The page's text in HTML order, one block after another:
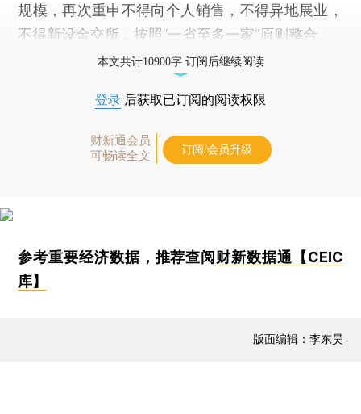
规模，再次重申不得向个人销售，不得异地展业，
不得新设金交所，按照“一省至多一家”原则整合。
本文共计10900字 订阅后继续阅读
登录 后获取已订阅的阅读权限
财新通会员
可畅读全文
订阅/会员升级
参考重要经济数据，推荐查阅 财新数据通【CEIC
库】
版面编辑：李东昊